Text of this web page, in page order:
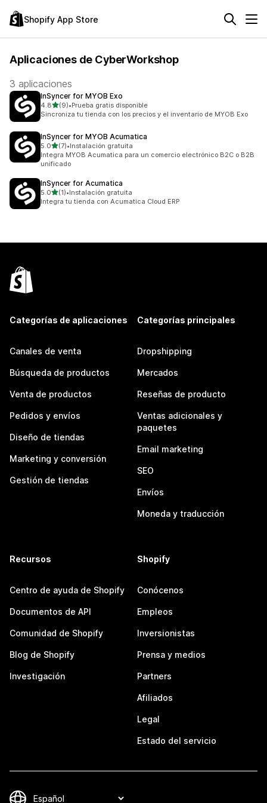
Shopify App Store
Aplicaciones de CyberWorkshop
3 aplicaciones
InSyncer for MYOB Exo
4.8de 5 estrellas
(9)
9 reseñas en total
•Prueba gratis disponible
Sincroniza tu tienda con los precios y el inventario de MYOB Exo
InSyncer for MYOB Acumatica
5.0de 5 estrellas
(7)
7 reseñas en total
•Instalación gratuita
Integra MYOB Acumatica para un comercio electrónico B2C o B2B
unificado
InSyncer for Acumatica
5.0de 5 estrellas
(1)
1 reseñas en total
•Instalación gratuita
Integra tu tienda con Acumatica Cloud ERP
Categorías de aplicaciones
Canales de venta
Búsqueda de productos
Venta de productos
Pedidos y envíos
Diseño de tiendas
Marketing y conversión
Gestión de tiendas
Categorías principales
Dropshipping
Mercados
Reseñas de producto
Ventas adicionales y
paquetes
Email marketing
SEO
Envíos
Moneda y traducción
Recursos
Centro de ayuda de Shopify
Documentos de API
Comunidad de Shopify
Blog de Shopify
Investigación
Shopify
Conócenos
Empleos
Inversionistas
Prensa y medios
Partners
Afiliados
Legal
Estado del servicio